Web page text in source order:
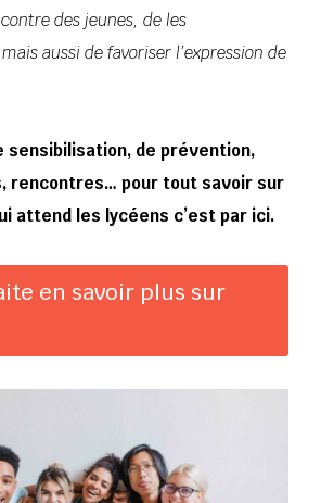
des jeunes, de les
aussi de favoriser l’expression de
sensibilisation, de prévention,
rencontres… pour tout savoir sur
attend les lycéens c’est par ici.
en savoir plus sur